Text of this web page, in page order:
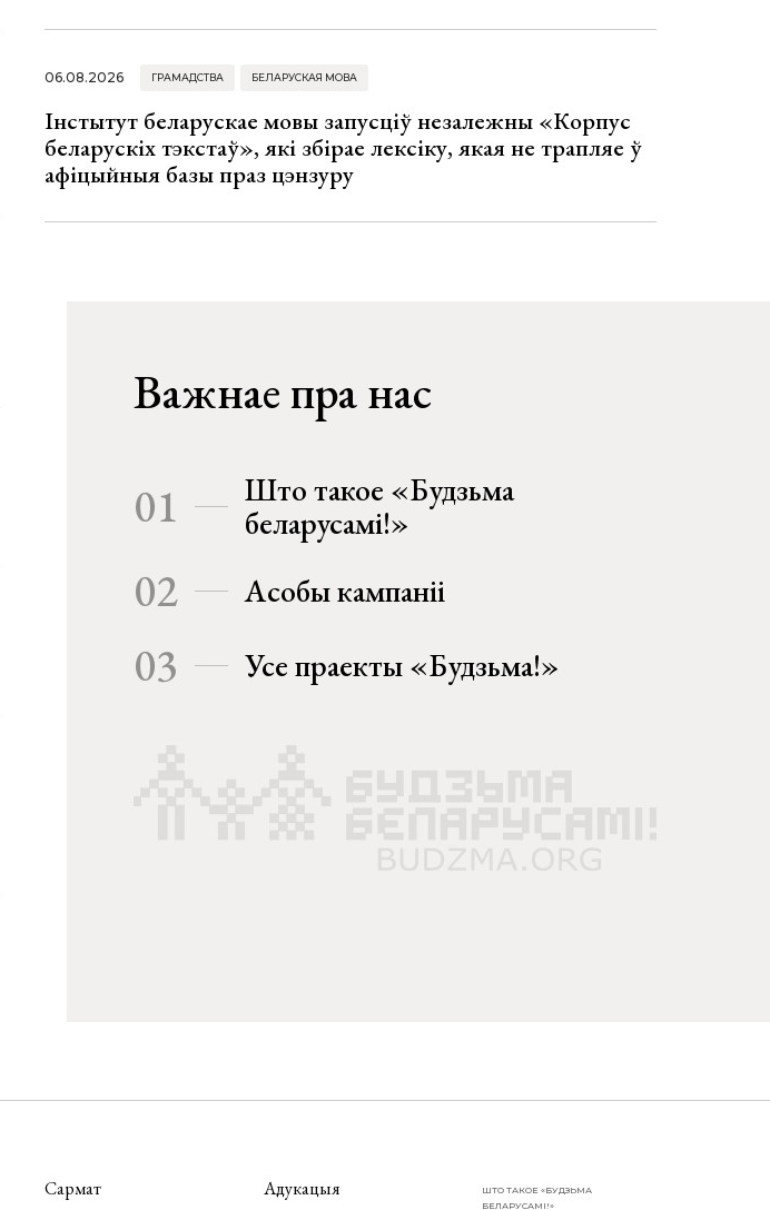
06.08.2026 ГРАМАДСТВА БЕЛАРУСКАЯ МОВА
Інстытут беларускае мовы запусціў незалежны «Корпус
беларускіх тэкстаў», які збірае лексіку, якая не трапляе ў
афіцыйныя базы праз цэнзуру
Важнае пра нас
01
Што такое «Будзьма
беларусамі!»
02 Асобы кампаніі
03 Усе праекты «Будзьма!»
Сармат Адукацыя
ШТО ТАКОЕ «БУДЗЬМА
БЕЛАРУСАМІ!»